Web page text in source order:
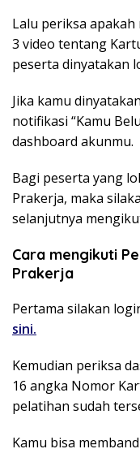
Lalu periksa
3 video tentang
peserta dinyatakan
Jika kamu
notifikasi “Kamu
dashboard akunmu.
Bagi peserta yang
Prakerja, maka
selanjutnya
Cara mengikuti
Prakerja
Pertama silakan
sini.
Kemudian periksa
16 angka Nomor
pelatihan sudah
Kamu bisa